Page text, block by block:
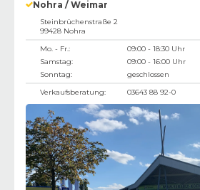
Nohra / Weimar
Steinbrüchenstraße 2
99428 Nohra
Mo. - Fr.:
09:00 - 18:30 Uhr
Samstag:
09:00 - 16:00 Uhr
Sonntag:
geschlossen
Verkaufsberatung:
03643 88 92-0